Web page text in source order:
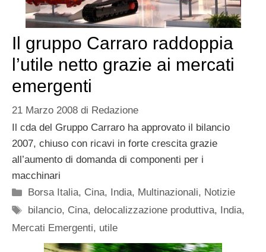
Il gruppo Carraro raddoppia
l’utile netto grazie ai mercati
emergenti
21 Marzo 2008 di Redazione
Il cda del Gruppo Carraro ha approvato il bilancio
2007, chiuso con ricavi in forte crescita grazie
all’aumento di domanda di componenti per i
macchinari
Categorie
Borsa Italia, Cina, India, Multinazionali, Notizie
Tag
bilancio, Cina,delocalizzazione produttiva, India,
Mercati Emergenti, utile